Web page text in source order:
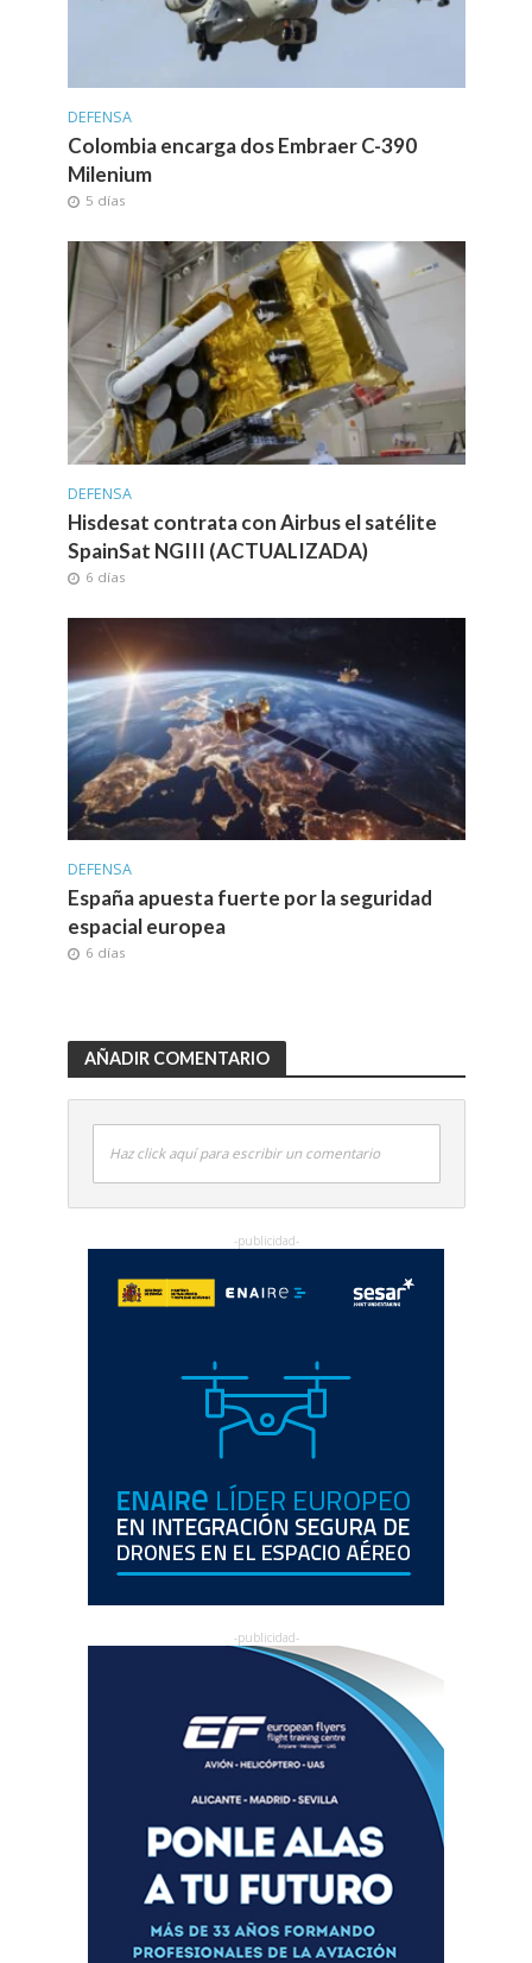
DEFENSA
Colombia encarga dos Embraer C-390
Milenium
5 días
DEFENSA
Hisdesat contrata con Airbus el satélite
SpainSat NGIII (ACTUALIZADA)
6 días
DEFENSA
España apuesta fuerte por la seguridad
espacial europea
6 días
AÑADIR COMENTARIO
Haz click aquí para escribir un comentario